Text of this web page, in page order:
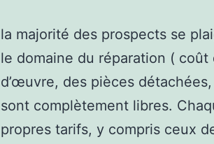
la majorité des prospects se
le domaine du réparation (
d’œuvre, des pièces
sont complètement libres.
propres tarifs, y compris ceux